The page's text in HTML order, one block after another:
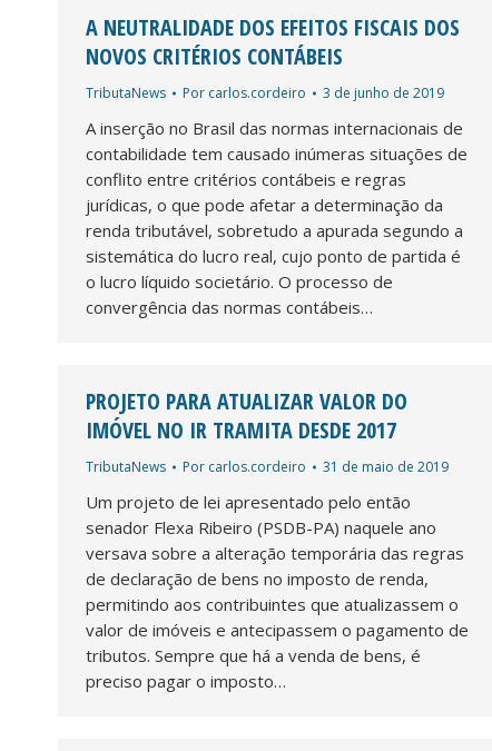
A NEUTRALIDADE DOS EFEITOS FISCAIS DOS
NOVOS CRITÉRIOS CONTÁBEIS
TributaNews Por carlos.cordeiro 3 de junho de 2019
A inserção no Brasil das normas internacionais de
contabilidade tem causado inúmeras situações de
conflito entre critérios contábeis e regras
jurídicas, o que pode afetar a determinação da
renda tributável, sobretudo a apurada segundo a
sistemática do lucro real, cujo ponto de partida é
o lucro líquido societário. O processo de
convergência das normas contábeis…
PROJETO PARA ATUALIZAR VALOR DO
IMÓVEL NO IR TRAMITA DESDE 2017
TributaNews Por carlos.cordeiro 31 de maio de 2019
Um projeto de lei apresentado pelo então
senador Flexa Ribeiro (PSDB-PA) naquele ano
versava sobre a alteração temporária das regras
de declaração de bens no imposto de renda,
permitindo aos contribuintes que atualizassem o
valor de imóveis e antecipassem o pagamento de
tributos. Sempre que há a venda de bens, é
preciso pagar o imposto…